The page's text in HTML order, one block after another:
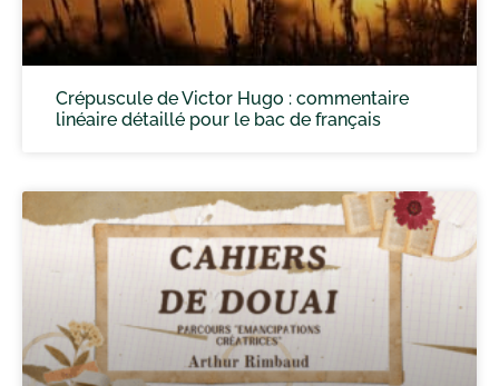
Crépuscule de Victor Hugo : commentaire
linéaire détaillé pour le bac de français